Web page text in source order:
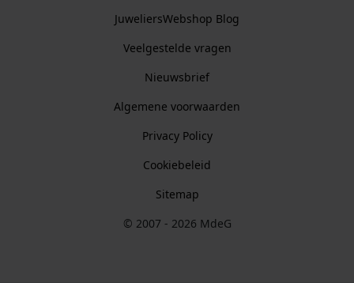
JuweliersWebshop Blog
Veelgestelde vragen
Nieuwsbrief
Algemene voorwaarden
Privacy Policy
Cookiebeleid
Sitemap
© 2007 - 2026 MdeG